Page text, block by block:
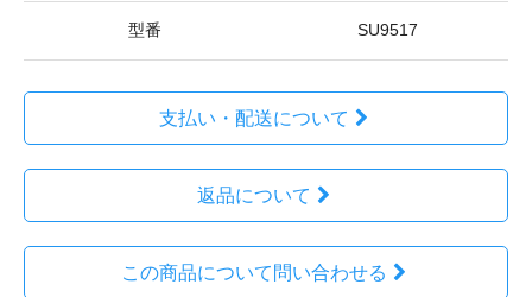
型番 SU9517
支払い・配送について
返品について
この商品について問い合わせる